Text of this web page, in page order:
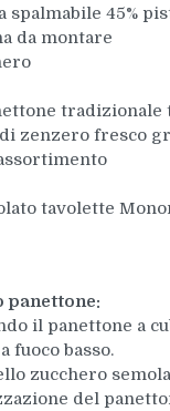
spalmabile 45%
da montare
tradizionale
zenzero fresco
tavolette
panettone:
il panettone a
fuoco basso.
zucchero
del